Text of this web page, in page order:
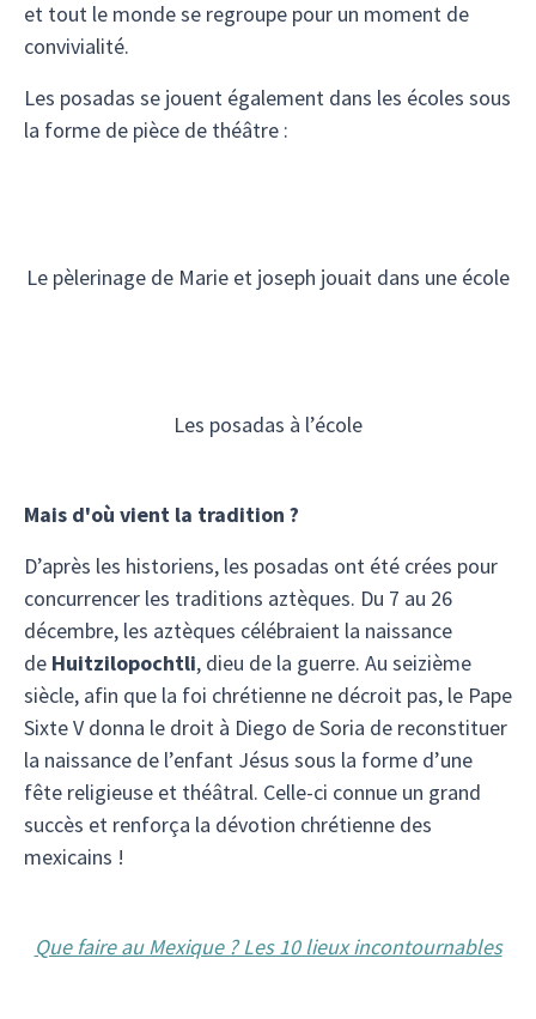
et tout le monde se regroupe pour un moment de
convivialité.
Les posadas se jouent également dans les écoles sous
la forme de pièce de théâtre :
Le pèlerinage de Marie et joseph jouait dans une école
Les posadas à l’école
Mais d'où vient la tradition ?
D’après les historiens, les posadas ont été crées pour
concurrencer les traditions aztèques. Du 7 au 26
décembre, les aztèques célébraient la naissance
de Huitzilopochtli, dieu de la guerre. Au seizième
siècle, afin que la foi chrétienne ne décroit pas, le Pape
Sixte V donna le droit à Diego de Soria de reconstituer
la naissance de l’enfant Jésus sous la forme d’une
fête religieuse et théâtral. Celle-ci connue un grand
succès et renforça la dévotion chrétienne des
mexicains !
Que faire au Mexique ? Les 10 lieux incontournables